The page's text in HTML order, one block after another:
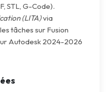
STL, G-Code).
(LITA)via
tâches sur Fusion
Autodesk 2024-2026